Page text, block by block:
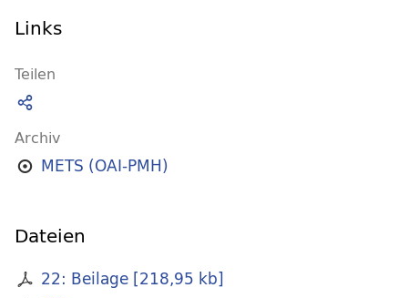
Links
Teilen
Archiv
METS (OAI-PMH)
Dateien
22: Beilage[218,95 kb]